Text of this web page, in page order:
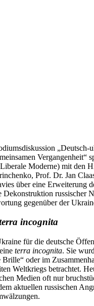
„Deutsch-
Vergan­genheit“
Moderne) mit den
Prof. Dr. Jan
über eine Erwei­terung
russi­scher
gegenüber der
incognita
für die deutsche
terra incognita. Sie
Brille“ oder im
Weltkriegs betrachtet.
Medien oft nur
aktuellen russi­schen